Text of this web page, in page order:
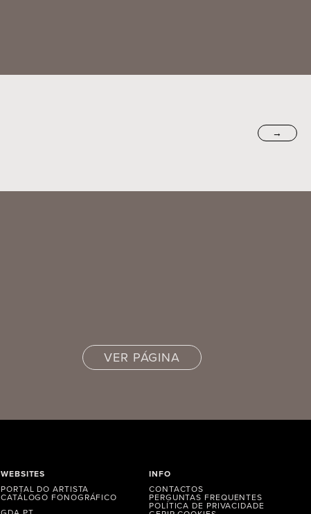
→
VER PÁGINA
WEBSITES
PORTAL DO ARTISTA
CATÁLOGO FONOGRÁFICO
INFO
CONTACTOS
PERGUNTAS FREQUENTES
POLÍTICA DE PRIVACIDADE